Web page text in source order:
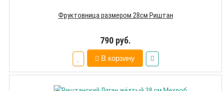
Фруктовница размером 28см Риштан
790 руб.
В корзину